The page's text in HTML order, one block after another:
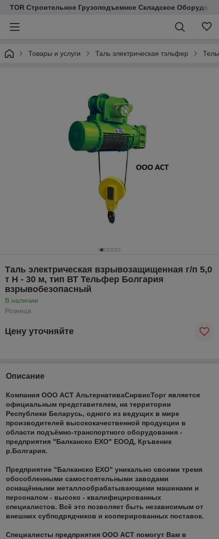
TOR Строительное Грузоподъемное Складское
Товары и услуги Таль электрическая тэльфер
Таль электрическая взрывозащищенная г/п 5,0
т Н - 30 м, тип ВТ Тельфер Болгария
взрывобезопасный
В наличии
Розница
Цену уточняйте
Описание
Компания ООО АСТ АльтернативаСнрвисТорг является
официальным представителем, на территории
Республики Беларусь, одного из ведущих в мире
производителей высококачественной продукции в
области подъёмно-транспортного оборудования -
предприятия "Балканско ЕХО" ЕООД, Кръвеник
р.Болгария.
Предприятие "Балканско ЕХО" уникально своими тремя
обособленными самостоятельными заводами
оснащёнными металлообрабатывающими машинами и
персоналом - высоко - квалифицированных
специалистов. Всё это позволяет быть независимым от
внешних субподрядчиков и кооперированных поставок.
Специалисты предприятия ООО АСТ помогут Вам в